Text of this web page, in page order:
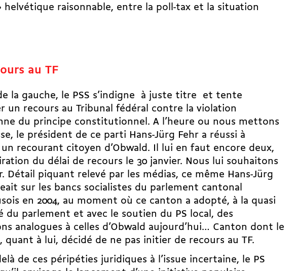
helvétique raisonnable, entre la poll-tax et la situation
au TF
la gauche, le PSS s’indigne  à juste titre  et tente
un recours au Tribunal fédéral contre la violation
du principe constitutionnel. A l’heure ou nous mettons
le président de ce parti Hans-Jürg Fehr a réussi à
recourant citoyen d’Obwald. Il lui en faut encore deux,
du délai de recours le 30 janvier. Nous lui souhaitons
Détail piquant relevé par les médias, ce même Hans-Jürg
sur les bancs socialistes du parlement cantonal
en 2004, au moment où ce canton a adopté, à la quasi
du parlement et avec le soutien du PS local, des
analogues à celles d’Obwald aujourd’hui… Canton dont le
quant à lui, décidé de ne pas initier de recours au TF.
de ces péripéties juridiques à l’issue incertaine, le PS